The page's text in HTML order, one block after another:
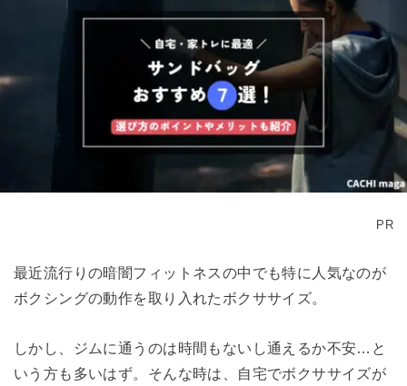
PR
最近流行りの暗闇フィットネスの中でも特に人気なのが
ボクシングの動作を取り入れたボクササイズ。
しかし、ジムに通うのは時間もないし通えるか不安…と
いう方も多いはず。そんな時は、自宅でボクササイズが